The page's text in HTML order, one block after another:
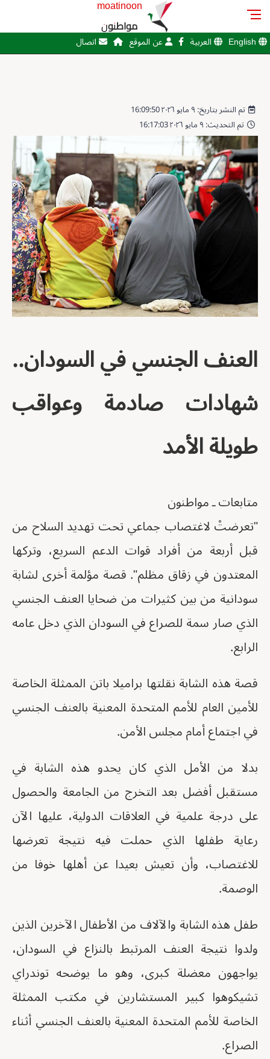
moatinoon
مواطنون
English العربية عن الموقع اتصال
تم النشر بتاريخ: ٩ مايو ٢٠٢٦ 16:09:50
تم التحديث: ٩ مايو ٢٠٢٦ 16:17:03
العنف الجنسي في السودان..
شهادات صادمة وعواقب
طويلة الأمد
متابعات ـ مواطنون
"تعرضتْ لاغتصاب جماعي تحت تهديد السلاح من
قبل أربعة من أفراد قوات الدعم السريع، وتركها
المعتدون في زقاق مظلم". قصة مؤلمة أخرى لشابة
سودانية من بين كثيرات من ضحايا العنف الجنسي
الذي صار سمة للصراع في السودان الذي دخل عامه
الرابع.
قصة هذه الشابة نقلتها براميلا باتن الممثلة الخاصة
للأمين العام للأمم المتحدة المعنية بالعنف الجنسي
في اجتماع أمام مجلس الأمن.
بدلا من الأمل الذي كان يحدو هذه الشابة في
مستقبل أفضل بعد التخرج من الجامعة والحصول
على درجة علمية في العلاقات الدولية، عليها الآن
رعاية طفلها الذي حملت فيه نتيجة تعرضها
للاغتصاب، وأن تعيش بعيدا عن أهلها خوفا من
الوصمة.
طفل هذه الشابة والآلاف من الأطفال الآخرين الذين
ولدوا نتيجة العنف المرتبط بالنزاع في السودان،
يواجهون معضلة كبرى، وهو ما يوضحه توندراي
تشيكوهوا كبير المستشارين في مكتب الممثلة
الخاصة للأمم المتحدة المعنية بالعنف الجنسي أثناء
الصراع.